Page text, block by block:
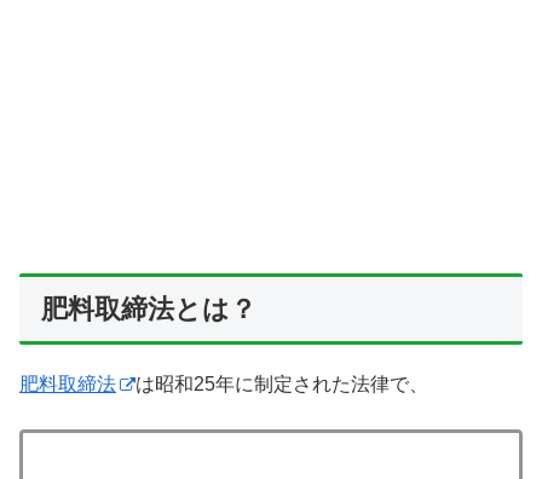
肥料取締法とは？
肥料取締法 は昭和25年に制定された法律で、